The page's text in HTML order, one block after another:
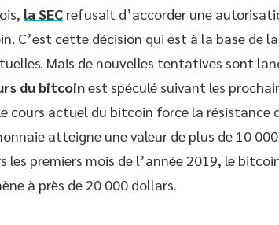
la SEC refusait d’accorder une
C’est cette décision qui est à la base de
Mais de nouvelles tentatives sont
du bitcoinest spéculé suivant les
cours actuel du bitcoin force la résistance
atteigne une valeur de plus de 10
les premiers mois de l’année 2019, le
à près de 20 000 dollars.